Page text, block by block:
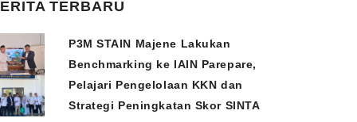
TERBARU
P3M STAIN Majene Lakukan
Benchmarking ke IAIN Parepare,
Pelajari Pengelolaan KKN dan
Strategi Peningkatan Skor SINTA